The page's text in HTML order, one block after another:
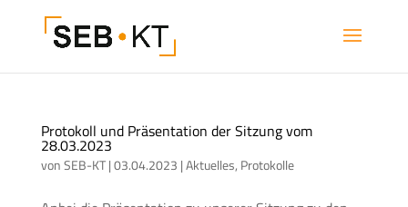
Protokoll und Präsentation der Sitzung vom
28.03.2023
vonSEB-KT|03.04.2023 |Aktuelles, Protokolle